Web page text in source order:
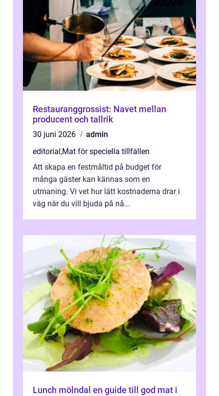
Restauranggrossist: Navet mellan
producent och tallrik
30 juni 2026
admin
editorial,Mat för speciella tillfällen
Att skapa en festmåltid på budget för
många gäster kan kännas som en
utmaning. Vi vet hur lätt kostnaderna drar i
väg när du vill bjuda på nå...
Lunch mölndal en guide till god mat i